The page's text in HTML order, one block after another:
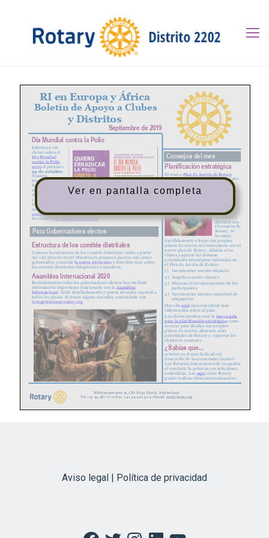
Ver en pantalla completa
Aviso legal | Política de privacidad
Facebook
TwitterInstagramLinkedInYouTube